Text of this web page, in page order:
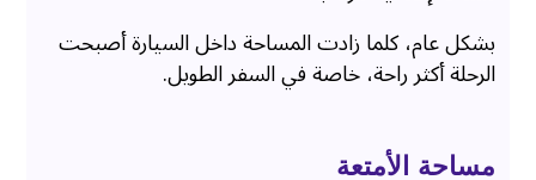
بشكل عام، كلما زادت المساحة داخل السيارة أصبحت
الرحلة أكثر راحة، خاصة في السفر الطويل.
مساحة الأمتعة